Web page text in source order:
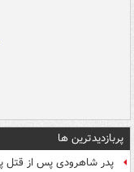
پربازدیدترین ها
پدر شاهرودی پس از قتل